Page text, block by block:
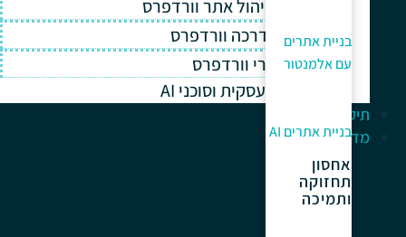
בניית אתרים
עם אלמנטור
בניית אתרים AI
אחסון
תחזוקה
ותמיכה
תחזוקה וניהול אתר וורדפרס
תמיכה והדרכה וורדפרס
קידום אתרי וורדפרס
אוטומציה עסקית וסוכני AI
תיק עבודות
מדריך למתחלים